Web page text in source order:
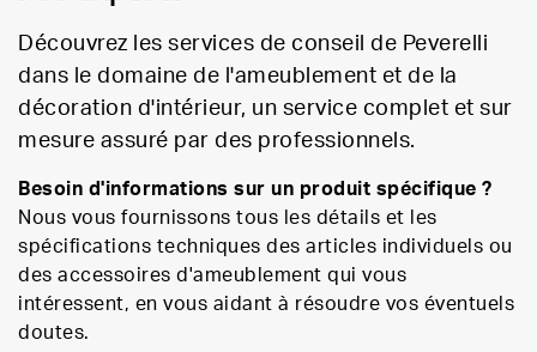
Découvrez les services de conseil de Peverelli
dans le domaine de l'ameublement et de la
décoration d'intérieur, un service complet et sur
mesure assuré par des professionnels.
Besoin d'informations sur un produit spécifique ?
Nous vous fournissons tous les détails et les
spécifications techniques des articles individuels ou
des accessoires d'ameublement qui vous
intéressent, en vous aidant à résoudre vos éventuels
doutes.